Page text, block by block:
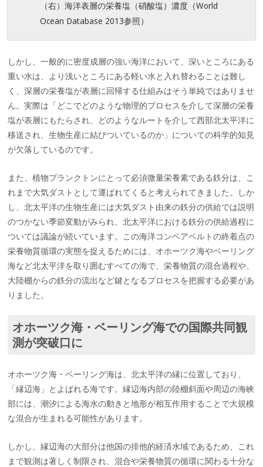
（右）海洋表層の栄養塩（硝酸塩）濃度（World
Ocean Database 2013参照）
しかし、一般的に密度成層の強い海洋において、深いところにある
重い水は、より浅いところにある軽い水と入れ替わることは難し
く、深層の栄養塩が表層に回帰する仕組みはそう単純ではありませ
ん。実際は「どこでどのような物理的プロセスを介して深層の栄養
塩が表層にもたらされ、どのようなルートを介して西部北太平洋に
移送され、生物生産に結びついているのか」についての科学的知見
が欠落しているのです。
また、植物プランクトンにとって必須微量栄養素である鉄分は、こ
れまで大気ダストとして運ばれてくると考えられてきました。しか
し、北太平洋の生物生産には大気ダスト由来の鉄分の供給では説明
のつかない季節変動がみられ、北太平洋における鉄分の供給過程に
ついては議論が続いています。この海洋コンベアベルトの終着点の
栄養物質循環の実態を捉えるためには、オホーツク海やベーリング
海など北太平洋を取り囲むすべての海で、栄養物質の混合過程や、
大陸棚からの鉄分の流出など鍵となるプロセスを把握する必要があ
りました。
オホーツク海・ベーリング海での国際共同観
測が突破口に
オホーツク海・ベーリング海は、北太平洋の縁に位置しており、
「縁辺海」とよばれる海です。縁辺海内部の陸棚斜面や周辺の海峡
部には、潮汐による海水の動きと地形が相互作用することで大規模
な混合が生まれる可能性があります。
しかし、縁辺海の大部分は他国の排他的経済水域であるため、これ
まで観測は著しく制限され、混合や栄養物質の循環に関わる十分な